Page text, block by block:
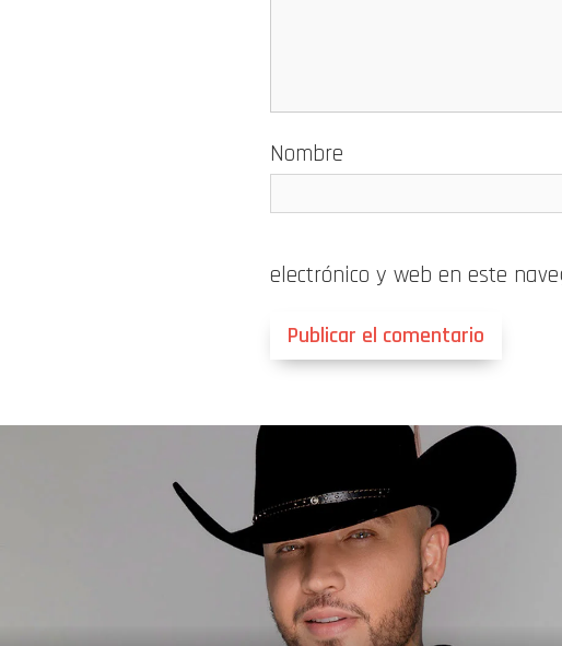
Nombre
electrónico y web en este